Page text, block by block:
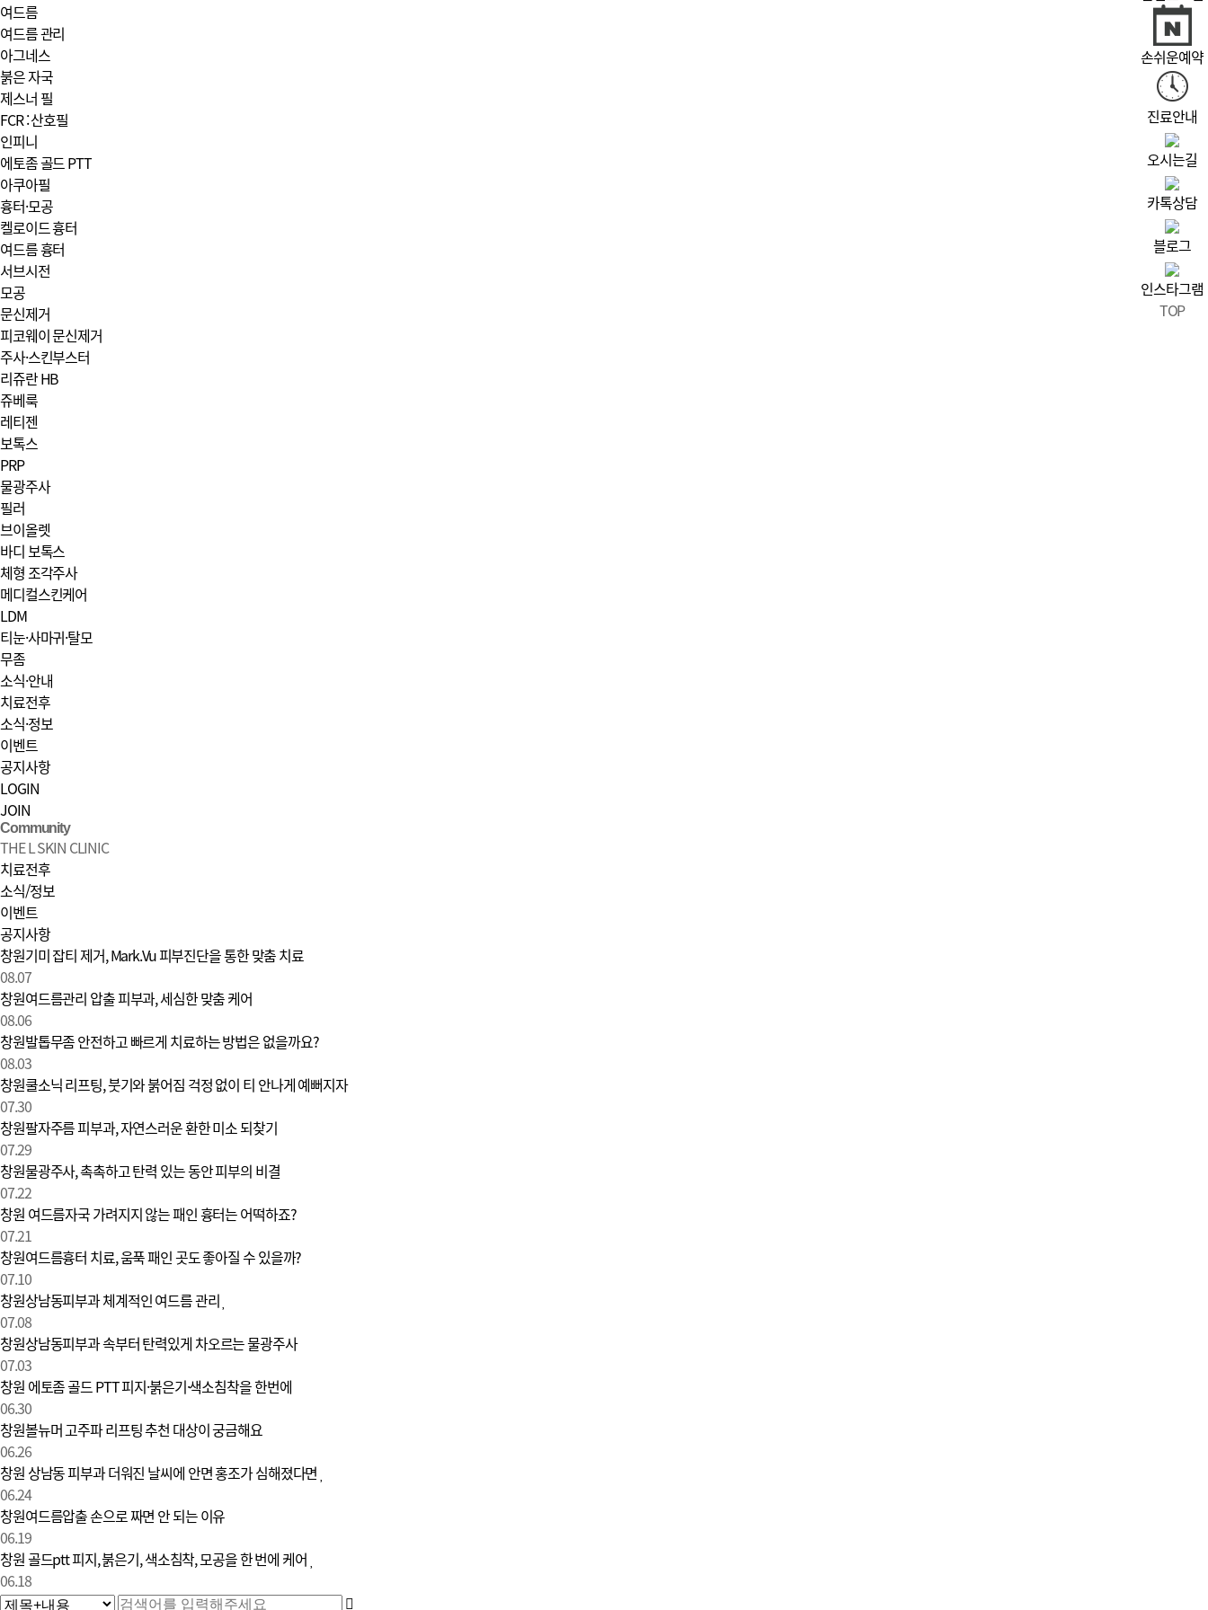
여드름
여드름 관리
아그네스
붉은 자국
제스너 필
FCR : 산호필
인피니
에토좀 골드 PTT
아쿠아필
흉터·모공
켈로이드 흉터
여드름 흉터
서브시전
모공
문신제거
피코웨이 문신제거
주사·스킨부스터
리쥬란 HB
쥬베룩
레티젠
보톡스
PRP
물광주사
필러
브이올렛
바디 보톡스
체형 조각주사
메디컬스킨케어
LDM
티눈·사마귀·탈모
무좀
소식·안내
치료전후
소식·정보
이벤트
공지사항
LOGIN
JOIN
Community
THE L SKIN CLINIC
치료전후
소식/정보
이벤트
공지사항
소식/정보 | 창원 피부과 디엘의원
창원기미 잡티 제거, Mark.Vu 피부진단을 통한 맞춤 치료
08.07
창원여드름관리 압출 피부과, 세심한 맞춤 케어
08.06
창원발톱무좀 안전하고 빠르게 치료하는 방법은 없을까요?
08.03
창원쿨소닉 리프팅, 붓기와 붉어짐 걱정 없이 티 안나게 예뻐지자
07.30
창원팔자주름 피부과, 자연스러운 환한 미소 되찾기
07.29
창원물광주사, 촉촉하고 탄력 있는 동안 피부의 비결
07.22
창원 여드름자국 가려지지 않는 패인 흉터는 어떡하죠?
07.21
창원여드름흉터 치료, 움푹 패인 곳도 좋아질 수 있을까?
07.10
창원상남동피부과 체계적인 여드름 관리
07.08
창원상남동피부과 속부터 탄력있게 차오르는 물광주사
07.03
창원 에토좀 골드 PTT 피지·붉은기·색소침착을 한번에
06.30
창원볼뉴머 고주파 리프팅 추천 대상이 궁금해요
06.26
창원 상남동 피부과 더워진 날씨에 안면 홍조가 심해졌다면
06.24
창원여드름압출 손으로 짜면 안 되는 이유
06.19
창원 골드ptt 피지, 붉은기, 색소침착, 모공을 한 번에 케어
06.18
손쉬운예약
진료안내
오시는길
카톡상담
블로그
인스타그램
TOP